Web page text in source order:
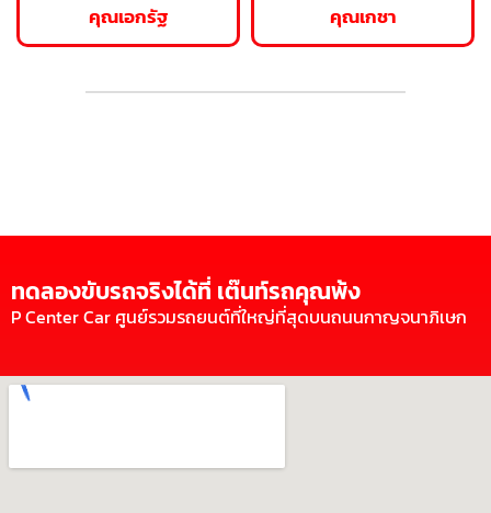
คุณเอกรัฐ คุณเกชา
ทดลองขับรถจริงได้ที่ เต๊นท์รถคุณพ้ง
P Center Car ศูนย์รวมรถยนต์ที่ใหญ่ที่สุดบนถนนกาญจนาภิเษก